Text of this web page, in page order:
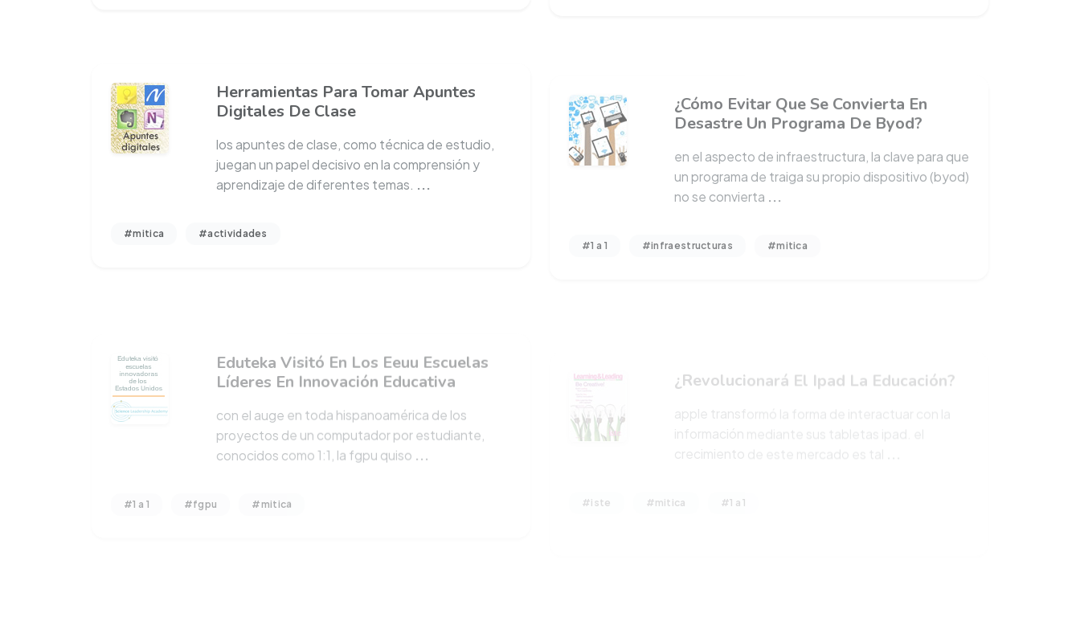
Digitales De Clase
los apuntes de clase, como técnica de estudio,
juegan un papel decisivo en la comprensión y
aprendizaje de diferentes temas....
en el aspecto de infraestructura, la clave para que
no se convierta...
con el auge en toda hispanoamérica de los
proyectos de un computador por estudiante,
#fgpu #mitica
crecimiento de este mercado es tal...
#iste #mitica #1 a 1